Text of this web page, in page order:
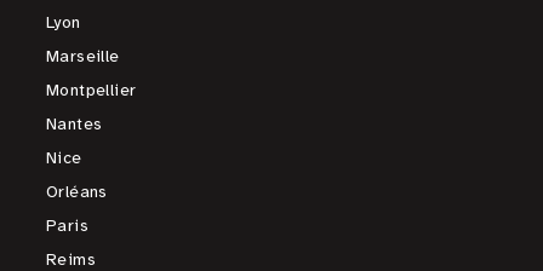
Lyon
Marseille
Montpellier
Nantes
Nice
Orléans
Paris
Reims